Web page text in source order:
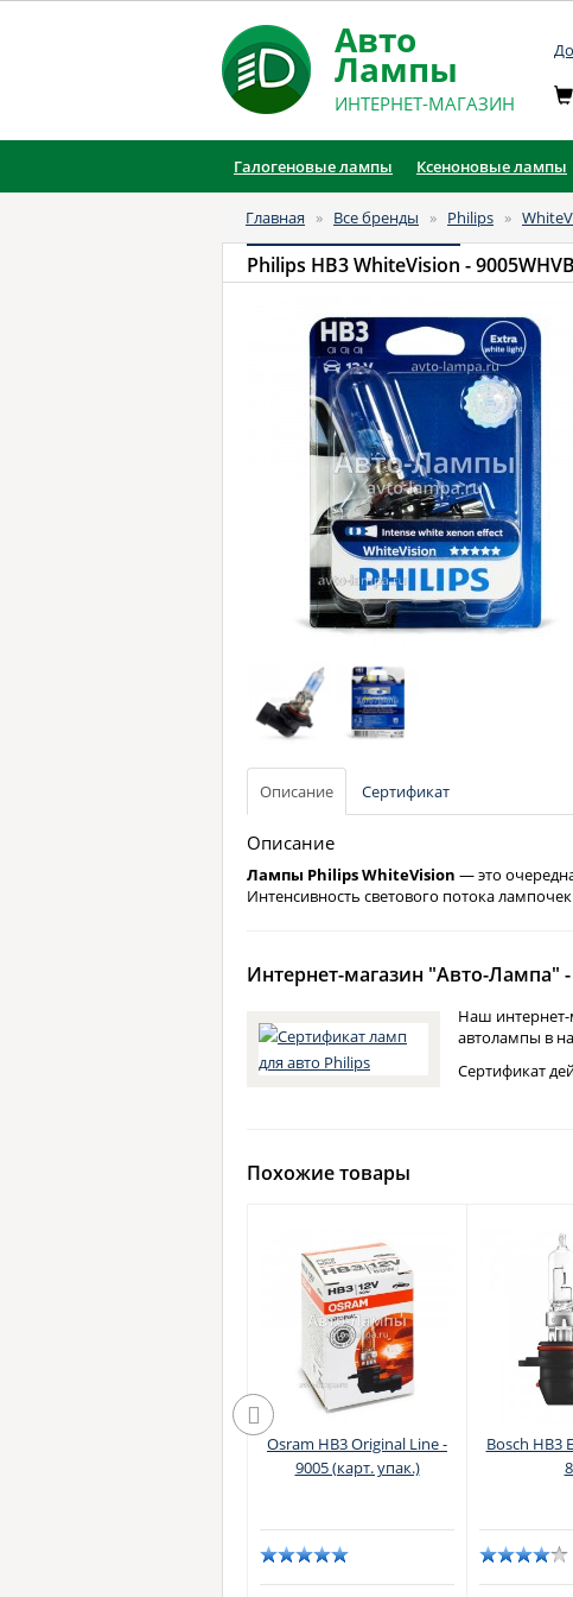
Авто
Лампы
ИНТЕРНЕТ-МАГАЗИН
Галогеновые лампы Ксеноновые лампы
Главная » Все бренды » Philips »
Philips HB3 WhiteVision -
Описание Сертификат
Описание
Лампы Philips WhiteVision — это
Интенсивность светового потока лампочек
Интернет-магазин "Авто-Лампа"
Наш интернет-
автолампы в
Сертификат
Похожие товары
Osram HB3 Original Line -
9005 (карт. упак.)
Bosch HB3